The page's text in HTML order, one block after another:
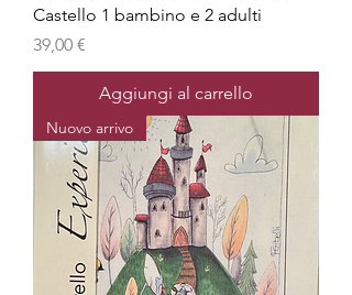
Castello 1 bambino e 2 adulti
Prezzo
39,00 €
Aggiungi al carrello
Nuovo arrivo